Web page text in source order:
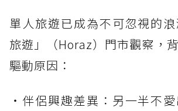
單人旅遊已成為不可忽視的
旅遊」（Horaz）門市觀察，
驅動原因：
・伴侶興趣差異：另一半不